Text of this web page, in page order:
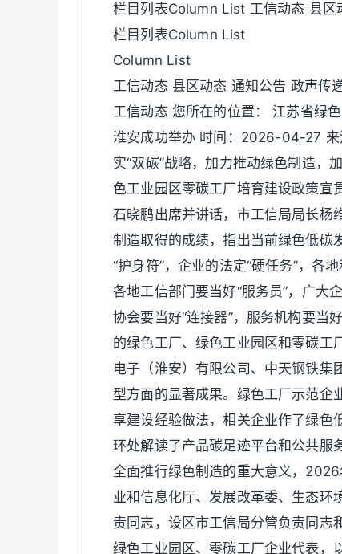
栏目列表Column List 工信动态 县区
栏目列表Column List
Column List
工信动态 县区动态 通知公告 政声传
工信动态 您所在的位置： 江苏省绿
淮安成功举办 时间：2026-04-27 来
实“双碳”战略，加力推动绿色制造，
色工业园区零碳工厂培育建设政策宣
石晓鹏出席并讲话，市工信局局长杨
制造取得的成绩，指出当前绿色低碳
“护身符”，企业的法定“硬任务”，各
各地工信部门要当好“服务员”，广大
协会要当好“连接器”，服务机构要当
的绿色工厂、绿色工业园区和零碳工
电子（淮安）有限公司、中天钢铁集
型方面的显著成果。绿色工厂示范企
享建设经验做法，相关企业作了绿色
环处解读了产品碳足迹平台和公共服
全面推行绿色制造的重大意义，
业和信息化厅、发展改革委、生态环
责同志，设区市工信局分管负责同志
绿色工业园区、零碳工厂企业代表，